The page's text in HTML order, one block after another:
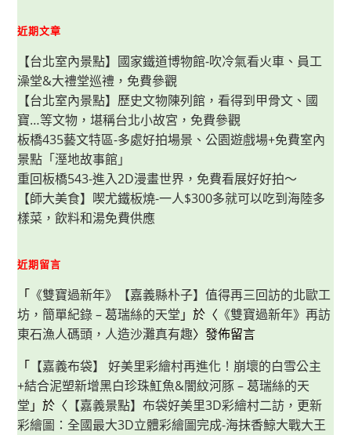
改
版
新
菜
單，
珍
珠
芋
泥
吐
司
&
霸
氣
四
片
吸
睛！
近期文章
【台北室內景點】國家鐵道博物館-吹冷氣看火車、員工
澡堂&大禮堂巡禮，免費參觀
【台北室內景點】歷史文物陳列館，看得到甲骨文、國
寶…等文物，堪稱台北小故宮，免費參觀
板橋435藝文特區-多處好拍場景、公園遊戲場+免費室內
景點「溼地故事館」
重回板橋543-進入2D漫畫世界，免費看展好好拍～
【師大美食】喫尤鐵板燒-一人$300多就可以吃到海陸多
樣菜，飲料和湯免費供應
近期留言
「 《雙寶過新年》【嘉義縣朴子】值得再三回訪的北歐工
坊，簡單紀錄 – 葛瑞絲的天堂 」於〈 《雙寶過新年》再訪
東石漁人碼頭，人造沙灘真有趣〉發佈留言
「 【嘉義布袋】 好美里彩繪村再進化！崩壞的白雪公主
+結合泥塑新增黑白珍珠魟魚&闇紋河豚 – 葛瑞絲的天
堂 」於〈 【嘉義景點】布袋好美里3D彩繪村二訪，更新
彩繪圖：全國最大3D立體彩繪圖完成-海抹香鯨大戰大王